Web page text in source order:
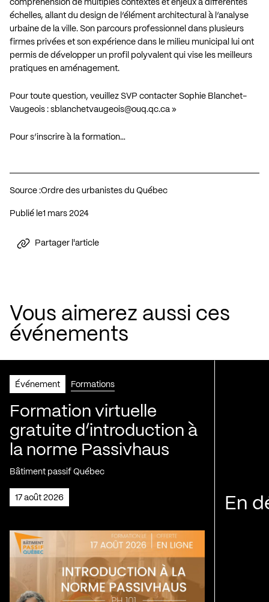
compréhension de multiples contextes et enjeux à différentes
échelles, allant du design de l’élément architectural à l’analyse
urbaine de la ville. Son parcours professionnel dans plusieurs
firmes privées et son expérience dans le milieu municipal lui ont
permis de développer un profil polyvalent qui vise les meilleurs
pratiques en aménagement.
Pour toute question, veuillez SVP contacter Sophie Blanchet-
Vaugeois : sblanchetvaugeois@ouq.qc.ca »
Pour s’inscrire à la formation…
Source :Ordre des urbanistes du Québec
Publié le 1 mars 2024
Partager l'article
Vous aimerez aussi ces
événements
Événement Formations
Formation virtuelle
gratuite d’introduction à
la norme Passivhaus
Bâtiment passif Québec
17 août 2026 En